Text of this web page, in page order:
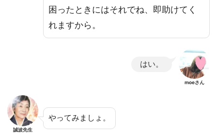
困ったときにはそれでね、即助けてく
れますから。
はい。
moeさん
誠波先生
やってみましょ。